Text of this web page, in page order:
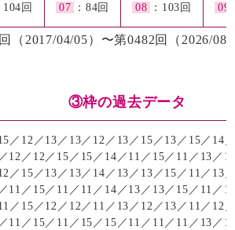
104回 07 ：84回 08 ：103回 09
（2017/04/05）〜第0482回（2026/08/
③枠の過去データ
／12／13／13／12／13／15／13／15／14
12／12／15／15／14／11／15／11／13／
／15／13／13／14／13／13／15／11／13
11／15／11／11／14／13／13／15／11／
／15／12／12／11／13／12／13／11／12
11／15／11／15／15／11／11／11／13／